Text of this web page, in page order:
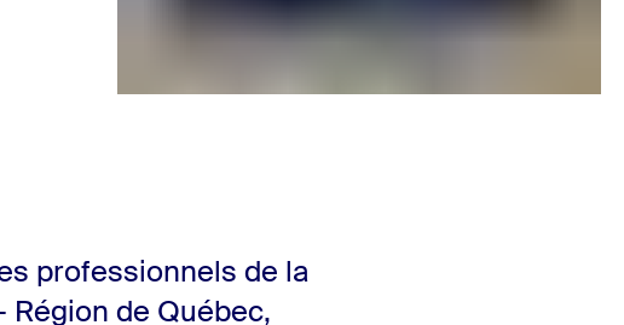
professionnels de la
Région de Québec,